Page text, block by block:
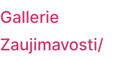
Gallerie
Zaujimavosti/